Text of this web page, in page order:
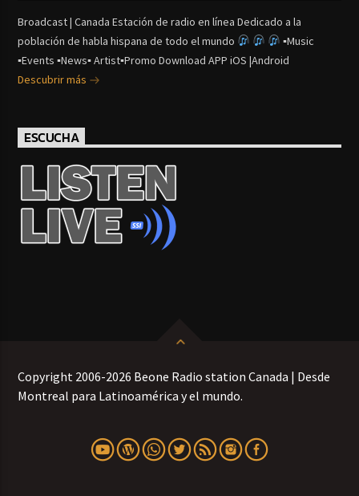
Broadcast | Canada Estación de radio en línea Dedicado a la
población de habla hispana de todo el mundo
▪Music
▪Events ▪News▪ Artist▪Promo Download APP iOS |Android
Descubrir más
ESCUCHA
Copyright 2006-2026 Beone Radio station Canada | Desde
Montreal para Latinoamérica y el mundo.